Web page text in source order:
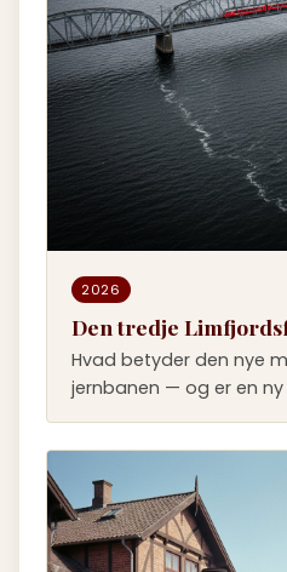
2026
Den tredje
Hvad betyder den nye
jernbanen — og er en